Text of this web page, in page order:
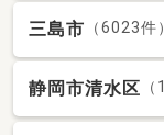
三島市 （6023件）
静岡市清水区